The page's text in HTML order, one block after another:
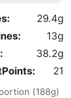
29.4g
13g
38.2g
21
(188g)